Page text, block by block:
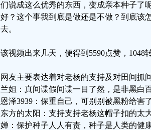
们说成这么优秀的东西，变成亲本种子了
好？这个事我到底是做还是不做？到底该
去。
该视频出来几天，便得到5590点赞，1048
网友主要表达着对老杨的支持及对田间抓
兰姐：真间谍假间谍一目了然，是非黑白
恩泽3939：保重自己，可别别被黑粉给害
东方的太阳：支持支持老杨这帽子扣的太
婵：保护种子人人有责，种子是人类的健